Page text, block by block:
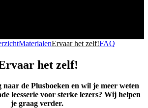
MaterialenErvaar het zelf!FAQ
het zelf!
naar de Plusboeken en wil je meer weten
leesserie voor sterke lezers? Wij helpen
je graag verder.